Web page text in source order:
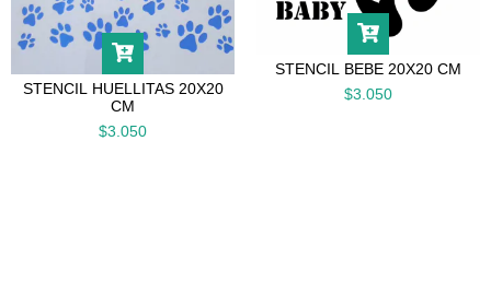
STENCIL HUELLITAS 20X20
CM
$3.050
STENCIL BEBE 20X20 CM
$3.050